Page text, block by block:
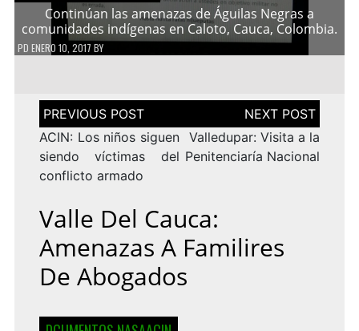
Continúan las amenazas de Águilas Negras a
comunidades indígenas en Caloto, Cauca, Colombia.
PD ENERO 10, 2017 BY
Navegación
de
entradas
ACIN: Los niños siguen
siendo víctimas del
conflicto armado
Valledupar: Visita a la
Penitenciaría Nacional
Valle Del Cauca:
Amenazas A Familires
De Abogados